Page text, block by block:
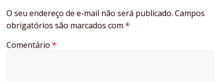
O seu endereço de e-mail não será publicado. Campos
obrigatórios são marcados com*
Comentário*